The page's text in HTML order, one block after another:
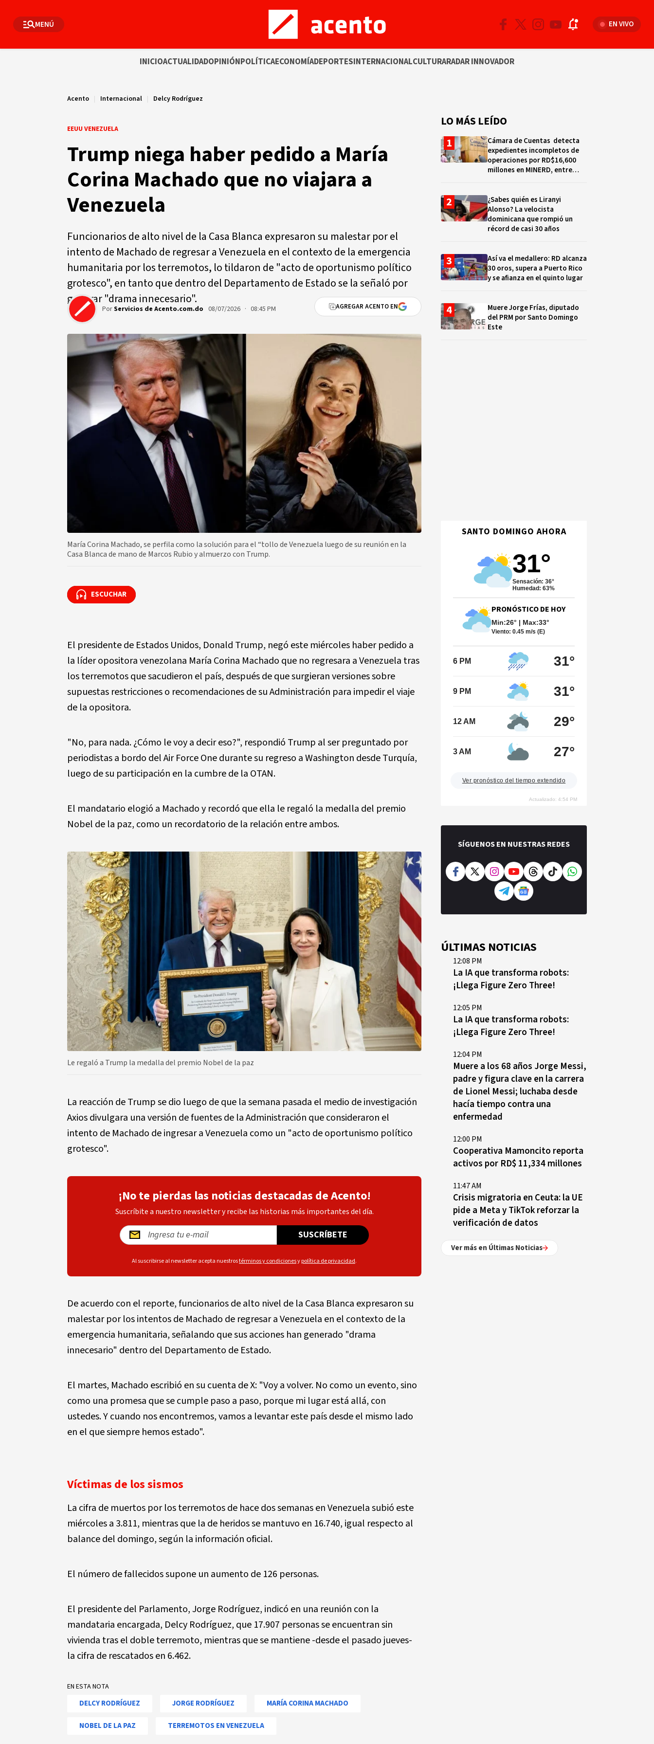
MENÚ EN VIVO
INICIOACTUALIDADOPINIÓNPOLÍTICAECONOMÍADEPORTESINTERNACIONALCULTURARADAR INNOVADOR
Acento | Internacional | Delcy Rodríguez
EEUU VENEZUELA
Trump niega haber pedido a María
Corina Machado que no viajara a
Venezuela
Funcionarios de alto nivel de la Casa Blanca expresaron su malestar por el
intento de Machado de regresar a Venezuela en el contexto de la emergencia
humanitaria por los terremotos, lo tildaron de "acto de oportunismo político
grotesco", en tanto que dentro del Departamento de Estado se la señaló por
generar "drama innecesario".
PorServicios de Acento.com.do 08/07/2026 · 08:45 PM AGREGAR ACENTO EN
María Corina Machado, se perfila como la solución para el “tollo de Venezuela luego de su reunión en la
Casa Blanca de mano de Marcos Rubio y almuerzo con Trump.
ESCUCHAR
ESCUCHAR
El presidente de Estados Unidos, Donald Trump, negó este miércoles haber pedido a
la líder opositora venezolana María Corina Machado que no regresara a Venezuela tras
los terremotos que sacudieron el país, después de que surgieran versiones sobre
supuestas restricciones o recomendaciones de su Administración para impedir el viaje
de la opositora.
"No, para nada. ¿Cómo le voy a decir eso?", respondió Trump al ser preguntado por
periodistas a bordo del Air Force One durante su regreso a Washington desde Turquía,
luego de su participación en la cumbre de la OTAN.
El mandatario elogió a Machado y recordó que ella le regaló la medalla del premio
Nobel de la paz, como un recordatorio de la relación entre ambos.
Le regaló a Trump la medalla del premio Nobel de la paz
La reacción de Trump se dio luego de que la semana pasada el medio de investigación
Axios divulgara una versión de fuentes de la Administración que consideraron el
intento de Machado de ingresar a Venezuela como un "acto de oportunismo político
grotesco".
¡No te pierdas las noticias destacadas de Acento!
Suscríbite a nuestro newsletter y recibe las historias más importantes del día.
SUSCRÍBETE
Al suscribirse al newsletter acepta nuestrostérminos y condicionesypolítica de privacidad.
De acuerdo con el reporte, funcionarios de alto nivel de la Casa Blanca expresaron su
malestar por los intentos de Machado de regresar a Venezuela en el contexto de la
emergencia humanitaria, señalando que sus acciones han generado "drama
innecesario" dentro del Departamento de Estado.
El martes, Machado escribió en su cuenta de X: "Voy a volver. No como un evento, sino
como una promesa que se cumple paso a paso, porque mi lugar está allá, con
ustedes. Y cuando nos encontremos, vamos a levantar este país desde el mismo lado
en el que siempre hemos estado".
Víctimas de los sismos
La cifra de muertos por los terremotos de hace dos semanas en Venezuela subió este
miércoles a 3.811, mientras que la de heridos se mantuvo en 16.740, igual respecto al
balance del domingo, según la información oficial.
El número de fallecidos supone un aumento de 126 personas.
El presidente del Parlamento, Jorge Rodríguez, indicó en una reunión con la
mandataria encargada, Delcy Rodríguez, que 17.907 personas se encuentran sin
vivienda tras el doble terremoto, mientras que se mantiene -desde el pasado jueves-
la cifra de rescatados en 6.462.
EN ESTA NOTA
DELCY RODRÍGUEZ JORGE RODRÍGUEZ MARÍA CORINA MACHADO
NOBEL DE LA PAZ TERREMOTOS EN VENEZUELA
LO MÁS LEÍDO
Cámara de Cuentas detecta
expedientes incompletos de
operaciones por RD$16,600
millones en MINERD, entre
¿Sabes quién es Liranyi
Alonso? La velocista
dominicana que rompió un
récord de casi 30 años
Así va el medallero: RD alcanza
30 oros, supera a Puerto Rico
y se afianza en el quinto lugar
Muere Jorge Frías, diputado
del PRM por Santo Domingo
Este
SANTO DOMINGO AHORA
31°
Sensación: 36°
Humedad: 63%
PRONÓSTICO DE HOY
Min:26° | Max:33°
Viento: 0.45 m/s (E)
6 PM 31°
9 PM 31°
12 AM 29°
3 AM 27°
Ver pronóstico del tiempo extendido
Actualizado: 4:54 PM
SÍGUENOS EN NUESTRAS REDES
ÚLTIMAS NOTICIAS
12:08 PM
La IA que transforma robots:
¡Llega Figure Zero Three!
12:05 PM
La IA que transforma robots:
¡Llega Figure Zero Three!
12:04 PM
Muere a los 68 años Jorge Messi,
padre y figura clave en la carrera
de Lionel Messi; luchaba desde
hacía tiempo contra una
enfermedad
12:00 PM
Cooperativa Mamoncito reporta
activos por RD$ 11,334 millones
11:47 AM
Crisis migratoria en Ceuta: la UE
pide a Meta y TikTok reforzar la
verificación de datos
Ver más en Últimas Noticias